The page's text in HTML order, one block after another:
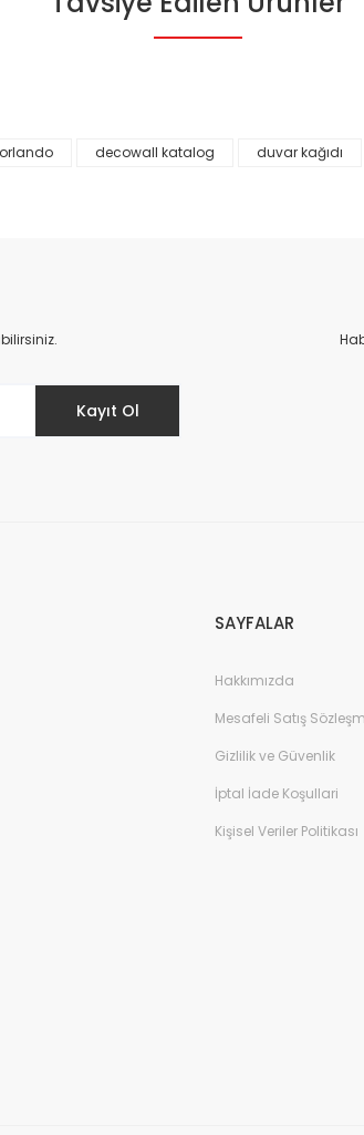
Bu ürüne ilk yorumu siz yapın!
gördüğünüz noktaları öneri formunu kullanarak
decowall katalog duvar kağıdı
Kayıt Ol
SAYFALAR
Hakkımızda
Mesafeli Satış
Gizlilik ve Güvenlik
İptal İade Koşullari
Kişisel Veriler Politikası